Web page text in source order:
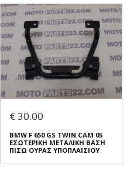
€ 30.00
BMW F 650 GS TWIN CAM 05
ΕΣΩΤΕΡΙΚΗ ΜΕΤΑΛΙΚΗ ΒΑΣΗ
ΠΙΣΩ ΟΥΡΑΣ ΥΠΟΠΛΑΙΣΙΟΥ